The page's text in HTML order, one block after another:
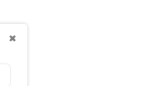
✖